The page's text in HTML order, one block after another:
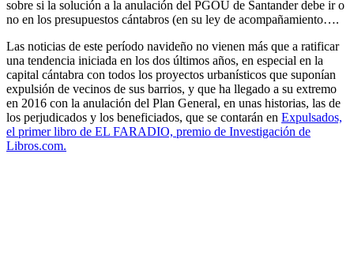
sobre si la solución a la anulación del PGOU de Santander debe ir o
no en los presupuestos cántabros (en su ley de acompañamiento….
Las noticias de este período navideño no vienen más que a ratificar
una tendencia iniciada en los dos últimos años, en especial en la
capital cántabra con todos los proyectos urbanísticos que suponían
expulsión de vecinos de sus barrios, y que ha llegado a su extremo
en 2016 con la anulación del Plan General, en unas historias, las de
los perjudicados y los beneficiados, que se contarán en Expulsados,
el primer libro de EL FARADIO, premio de Investigación de
Libros.com.